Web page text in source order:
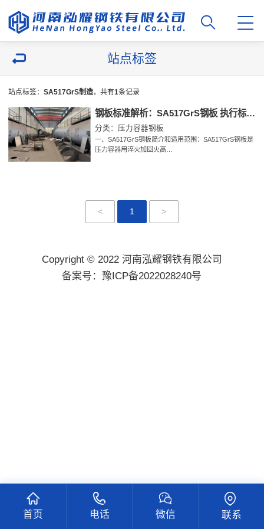
站点标签
站点标签： SA517GrS制造，共有1条记录
钢板标准解析：SA517GrS钢板 执行标准 交货状态 化学成分 力学性能 工艺性能 订货内容 冲击试验 等
分类：压力容器钢板
一、SA517GrS钢板简介和适用范围：SA517GrS钢板是
压力容器用淬火加回火高…
< 1 >
首页 电话 微信 联系
Copyright © 2022 河南泓耀钢铁有限公司
备案号：豫ICP备2022028240号